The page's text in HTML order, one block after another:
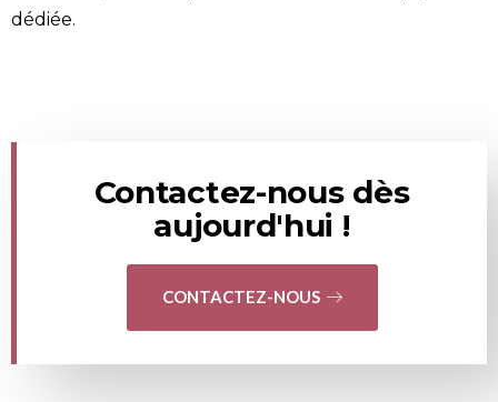
dédiée.
Contactez-nous dès
aujourd'hui !
CONTACTEZ-NOUS